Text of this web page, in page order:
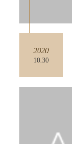
2020
10.30